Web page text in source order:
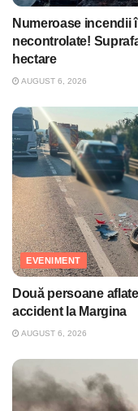
Numeroase incendii
necontrolate!
hectare
AUGUST 6, 2026
EVENIMENT
Două persoane
accident la Margina
AUGUST 6, 2026